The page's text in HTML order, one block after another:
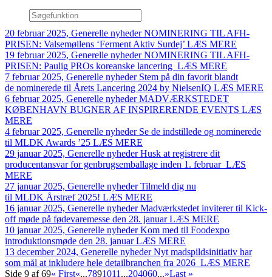
20 februar 2025, Generelle nyheder NOMINERING TIL AFH-
PRISEN: Valsemøllens ‘Ferment Aktiv Surdej’ LÆS MERE
19 februar 2025, Generelle nyheder NOMINERING TIL AFH-
PRISEN: Paulig PROs koreanske lancering LÆS MERE
7 februar 2025, Generelle nyheder Stem på din favorit blandt
de nominerede til Årets Lancering 2024 by NielsenIQ LÆS MERE
6 februar 2025, Generelle nyheder MADVÆRKSTEDET
KØBENHAVN BUGNER AF INSPIRERENDE EVENTS LÆS
MERE
4 februar 2025, Generelle nyheder Se de indstillede og nominerede
til MLDK Awards ’25 LÆS MERE
29 januar 2025, Generelle nyheder Husk at registrere dit
producentansvar for genbrugsemballage inden 1. februar LÆS
MERE
27 januar 2025, Generelle nyheder Tilmeld dig nu
til MLDK Årstræf 2025! LÆS MERE
16 januar 2025, Generelle nyheder Madværkstedet inviterer til Kick-
off møde på fødevaremesse den 28. januar LÆS MERE
10 januar 2025, Generelle nyheder Kom med til Foodexpo
introduktionsmøde den 28. januar LÆS MERE
13 december 2024, Generelle nyheder Nyt madspildsinitiativ har
som mål at inkludere hele detailbranchen fra 2026 LÆS MERE
Side 9 af 69« First«...7891011 ...204060...»Last »